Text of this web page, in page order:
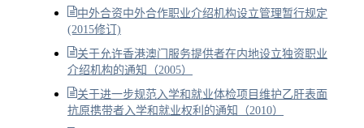
中外合资中外合作职业介绍机构设立管理暂行规定
(2015修订)
关于允许香港澳门服务提供者在内地设立独资职业
介绍机构的通知（2005）
关于进一步规范入学和就业体检项目维护乙肝表面
抗原携带者入学和就业权利的通知（2010）